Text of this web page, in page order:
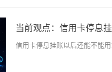
当前观点：信用卡停息
信用卡停息挂账以后还能不能